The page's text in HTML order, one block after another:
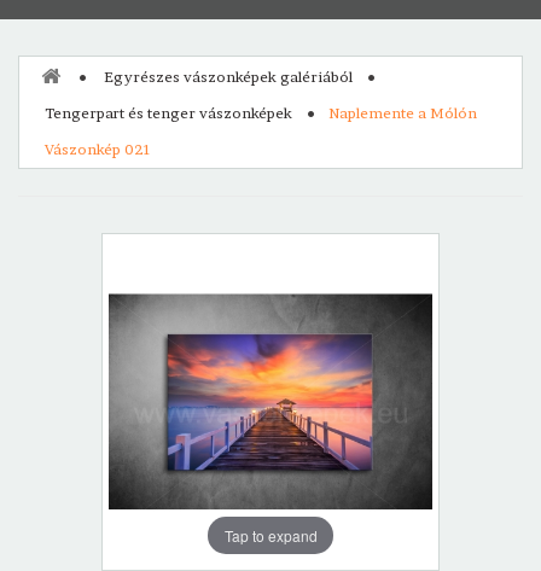
Egyrészes vászonképek galériából
Tengerpart és tenger vászonképek
Naplemente a Mólón
Vászonkép 021
Tap to expand